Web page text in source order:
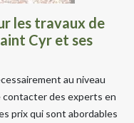
les travaux de
Cyr et ses
au niveau
contacter des experts en
prix qui sont abordables